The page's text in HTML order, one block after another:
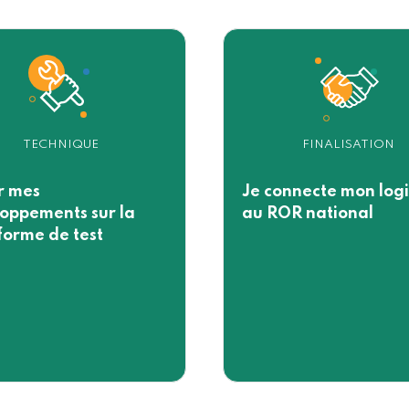
TECHNIQUE
mes
sur la
de test
FINALISATION
Je connecte mon
au ROR national